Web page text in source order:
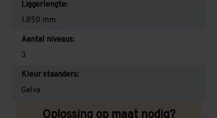
Liggerlengte:
1.850 mm
Aantal niveaus:
3
Kleur staanders:
Galva
Oplossing op maat nodig?